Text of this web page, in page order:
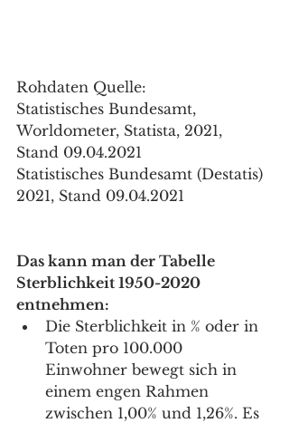
Rohdaten Quelle:
Statistisches Bundesamt,
Worldometer, Statista, 2021,
Stand 09.04.2021
Statistisches Bundesamt (Destatis)
2021, Stand 09.04.2021
Das kann man der Tabelle
Sterblichkeit 1950-2020
entnehmen:
Die Sterblichkeit in % oder in
Toten pro 100.000
Einwohner bewegt sich in
einem engen Rahmen
zwischen 1,00% und 1,26%. Es